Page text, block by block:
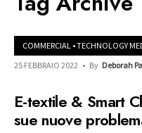
COMMERCIAL •TECHNOLOGY
25 FEBBRAIO 2022 • By Deborah
E-textile & Smart
sue nuove